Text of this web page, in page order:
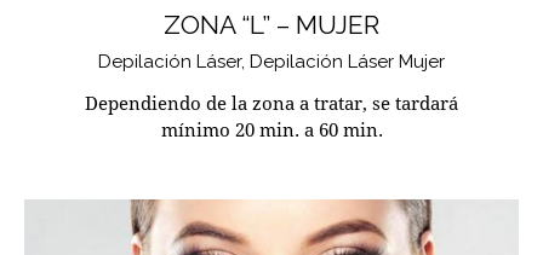
ZONA “L” – MUJER
Depilación Láser, Depilación Láser Mujer
Dependiendo de la zona a tratar, se tardará
mínimo 20 min. a 60 min.